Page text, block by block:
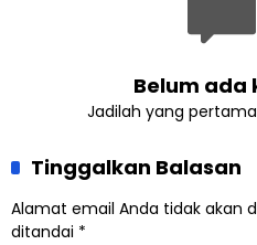
Belum ada
Jadilah yang
Tinggalkan Balasan
Alamat email Anda tidak akan
ditandai *